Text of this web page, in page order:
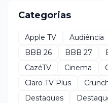
Categorias
Apple TV Audiência
BBB 26
BBB 27
CazéTV
Cinema
Claro TV Plus
Destaques